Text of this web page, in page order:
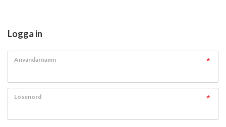
Logga in
Användarnamn
Lösenord